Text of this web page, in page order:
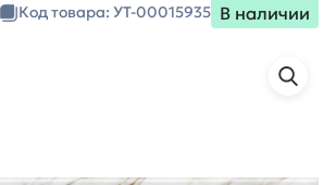
Код товара: УТ-00015935 В наличии